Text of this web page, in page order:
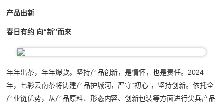
产品出新
春日有约 向“新”而来
年年出茶，年年爆款。坚持产品创新，是情怀，也是责任。2024
年，七彩云南茶将铸建产品护城河，严守“初心”，坚持创新。依托全
产业链优势，从产品原料、形态内容、创新包装等方面进行尖兵产品